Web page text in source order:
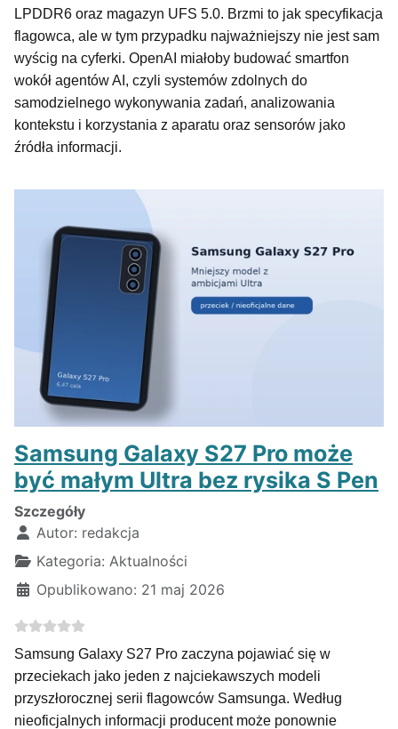
LPDDR6 oraz magazyn UFS 5.0. Brzmi to jak specyfikacja
flagowca, ale w tym przypadku najważniejszy nie jest sam
wyścig na cyferki. OpenAI miałoby budować smartfon
wokół agentów AI, czyli systemów zdolnych do
samodzielnego wykonywania zadań, analizowania
kontekstu i korzystania z aparatu oraz sensorów jako
źródła informacji.
Samsung Galaxy S27 Pro może
być małym Ultra bez rysika S Pen
Szczegóły
Autor: redakcja
Kategoria: Aktualności
Opublikowano: 21 maj 2026
Samsung Galaxy S27 Pro zaczyna pojawiać się w
przeciekach jako jeden z najciekawszych modeli
przyszłorocznej serii flagowców Samsunga. Według
nieoficjalnych informacji producent może ponownie